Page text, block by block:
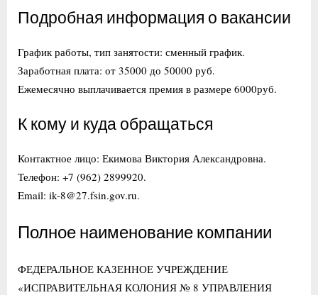
Подробная информация о вакансии
График работы, тип занятости: сменный график.
Заработная плата: от 35000 до 50000 руб.
Ежемесячно выплачивается премия в размере 6000руб.
К кому и куда обращаться
Контактное лицо: Екимова Виктория Александровна.
Телефон: +7 (962) 2899920.
Email: ik-8@27.fsin.gov.ru.
Полное наименование компании
ФЕДЕРАЛЬНОЕ КАЗЕННОЕ УЧРЕЖДЕНИЕ
«ИСПРАВИТЕЛЬНАЯ КОЛОНИЯ № 8 УПРАВЛЕНИЯ